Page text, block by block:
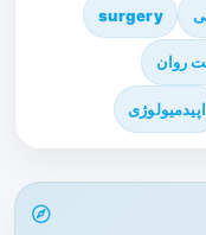
surgery
روان
اپیدمیولوژی